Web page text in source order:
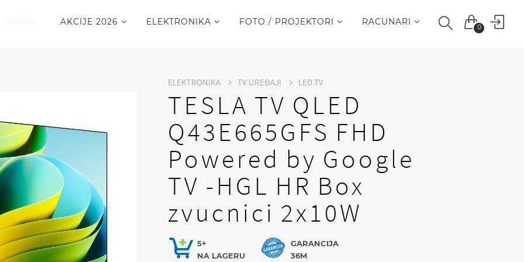
0
AKCIJE 2026 ELEKTRONIKA FOTO / PROJEKTORI RACUNARI
ELEKTRONIKA TV UREĐAJI LED TV
TESLA TV QLED
Q43E665GFS FHD
Powered by Google
TV -HGL HR Box
zvucnici 2x10W
5+
NA LAGERU
GARANCIJA
36M